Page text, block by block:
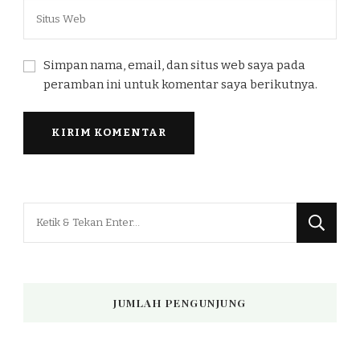
Simpan nama, email, dan situs web saya pada
peramban ini untuk komentar saya berikutnya.
JUMLAH PENGUNJUNG